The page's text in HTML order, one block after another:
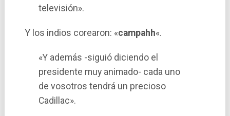
televisión».
Y los indios corearon: «campahh«.
«Y además -siguió diciendo el
presidente muy animado- cada uno
de vosotros tendrá un precioso
Cadillac».